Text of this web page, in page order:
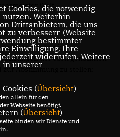
Wolf,
Antrag in die
Sitzungen der oben genannten
Abstimmung zu stellen:
Cookies, die notwendig
nutzen. Weiterhin
Drittanbietern, die uns
zu verbessern (Website-
bestimmter
Einwilligung. Ihre
widerrufen. Weitere
in unserer
(Übersicht)
allein für den
Webseite benötigt.
(Übersicht)
binden wir Dienste und